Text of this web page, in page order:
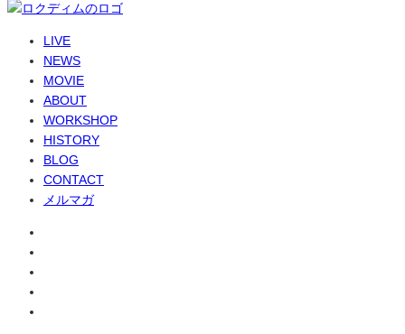
LIVE
NEWS
MOVIE
ABOUT
WORKSHOP
HISTORY
BLOG
CONTACT
メルマガ